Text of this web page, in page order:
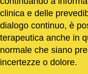
clinica e delle
dialogo continuo, è
terapeutica anche in
normale che siano
incertezze o dolore.